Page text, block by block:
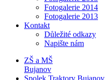
Fotogalerie 2014
Fotogalerie 2013
Kontakt
Důležité odkazy
Napište nám
ZŠ a MŠ
Bujanov
Spolek Traktory Bujanov